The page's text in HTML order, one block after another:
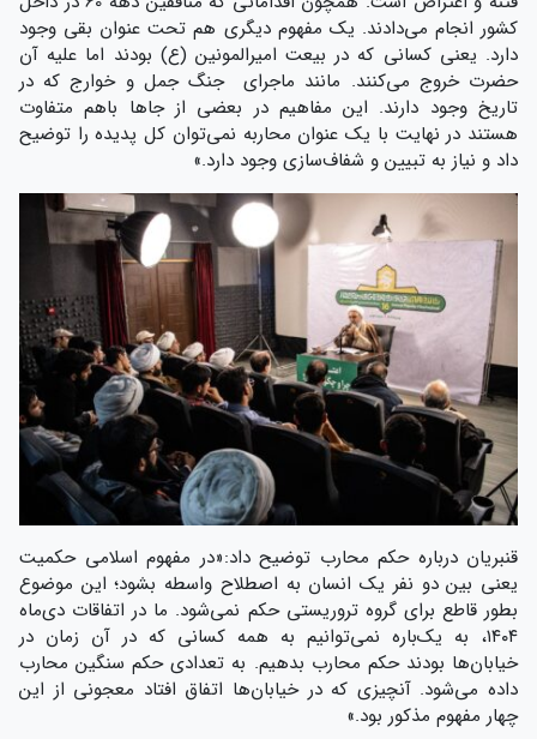
کشور انجام می‌دادند. یک مفهوم دیگری هم تحت عنوان بقی وجود
دارد. یعنی کسانی که در بیعت امیرالمونین (ع) بودند اما علیه آن
حضرت خروج می‌کنند. مانند ماجرای جنگ جمل و خوارج که در
تاریخ وجود دارند. این مفاهیم در بعضی از جاها باهم متفاوت
هستند در نهایت با یک عنوان محاربه نمی‌توان کل پدیده را توضیح
داد و نیاز به تبیین و شفاف‌سازی وجود دارد.»
قنبریان درباره حکم محارب توضیح داد:«در مفهوم اسلامی حکمیت
یعنی بین دو نفر یک انسان به اصطلاح واسطه بشود؛ این موضوع
بطور قاطع برای گروه تروریستی حکم نمی‌شود. ما در اتفاقات دی‌ماه
۱۴۰۴، به یک‌باره نمی‌توانیم به همه‌ کسانی که در آن زمان در
خیابان‌ها بودند حکم محارب بدهیم. به تعدادی حکم سنگین محارب
داده می‌شود. آنچیزی که در خیابان‌ها اتفاق افتاد معجونی از این
چهار مفهوم مذکور بود.»